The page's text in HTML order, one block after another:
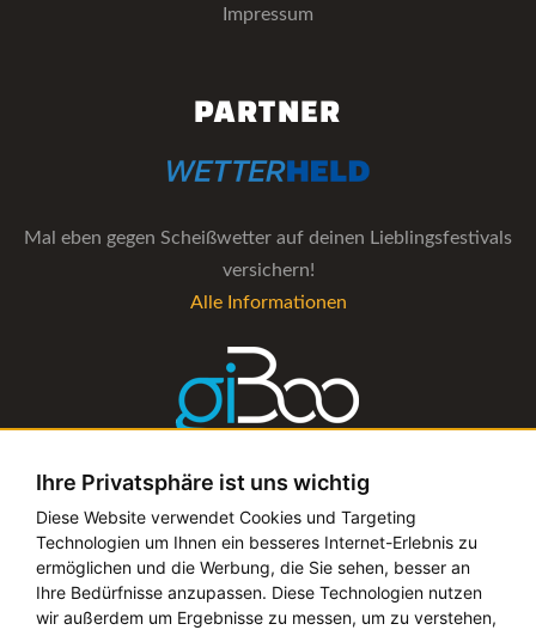
Ihre Privatsphäre ist uns wichtig
Diese Website verwendet Cookies und Targeting
Technologien um Ihnen ein besseres Internet-Erlebnis zu
ermöglichen und die Werbung, die Sie sehen, besser an
Ihre Bedürfnisse anzupassen. Diese Technologien nutzen
wir außerdem um Ergebnisse zu messen, um zu verstehen,
Impressum
PARTNER
Mal eben gegen Scheißwetter auf deinen Lieblingsfestivals
versichern!
Alle Informationen
Die Verwaltungs-Software für alle Künstler- und
Bookingagenturen
Alle Informationen